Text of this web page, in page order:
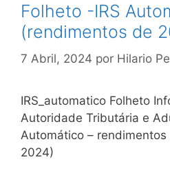
Folheto -IRS
(rendimentos de
7 Abril, 2024 por Hilario
IRS_automatico Folheto
Autoridade Tributária e
Automático –
2024)